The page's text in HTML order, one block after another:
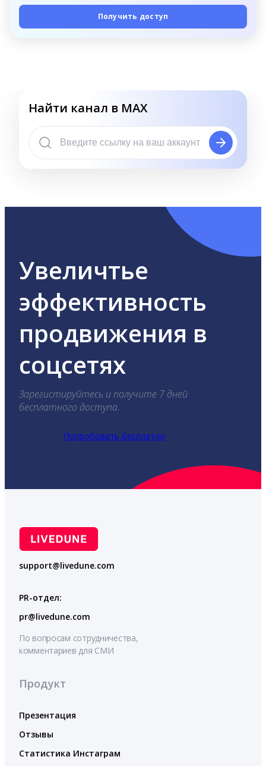
Получить доступ
Найти канал в MAX
Увеличтье
эффективность
продвижения в
соцсетях
Зарегистируйтесь и получите 7 дней
бесплатного доступа.
Попробовать бесплатно
support@livedune.com
PR-отдел:
pr@livedune.com
По вопросам сотрудничества,
комментариев для СМИ
Продукт
Презентация
Отзывы
Статистика Инстаграм